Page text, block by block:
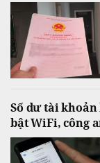
Số dư tài
bật WiFi, công